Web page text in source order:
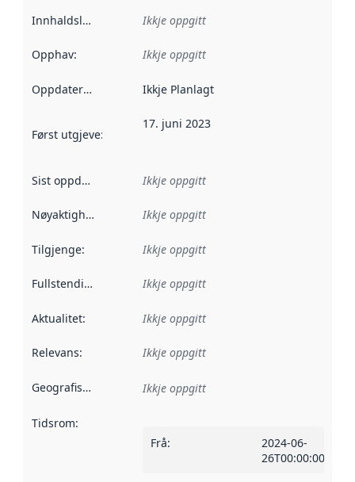
Innhaldsleverandørar :
Ikkje oppgitt
Opphav: Ikkje oppgitt
Oppdateringsfrekvens :
Ikkje Planlagt
Først utgjeve: Denne datoen seier når dataa i dette
17. juni 2023
Sist oppdatert Ikkje oppgitt
Nøyaktigheit Ikkje oppgitt
Tilgjenge: Ikkje oppgitt
Fullstendigheit Ikkje oppgitt
Aktualitet: Ikkje oppgitt
Relevans: Ikkje oppgitt
Geografisk område Ikkje oppgitt
Tidsrom:
Frå:
2024-06-
26T00:00:00Z